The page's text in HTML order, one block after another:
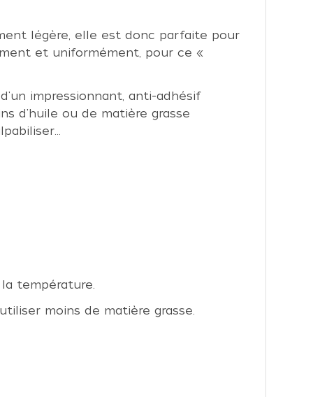
légère, elle est donc parfaite pour
et uniformément, pour ce «
impressionnant, anti-adhésif
d'huile ou de matière grasse
température.
moins de matière grasse.